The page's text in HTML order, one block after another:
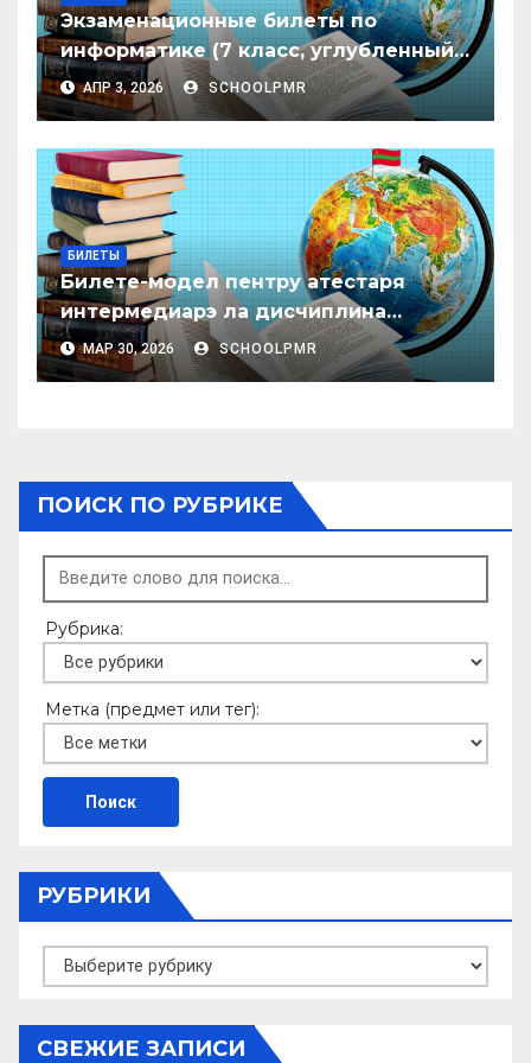
Экзаменационные билеты по
информатике (7 класс, углубленный
уровень)
АПР 3, 2026 SCHOOLPMR
БИЛЕТЫ
Билете-модел пентру атестаря
интермедиарэ ла дисчиплина
«Сочиолоӂия», класеле 6–8
МАР 30, 2026 SCHOOLPMR
ПОИСК ПО РУБРИКЕ
Рубрика:
Метка (предмет или тег):
РУБРИКИ
Рубрики
СВЕЖИЕ ЗАПИСИ